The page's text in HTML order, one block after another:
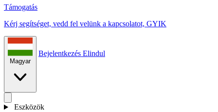
Támogatás
Kérj segítséget, vedd fel velünk a kapcsolatot, GYIK
Magyar
Bejelentkezés Elindul
Eszközök